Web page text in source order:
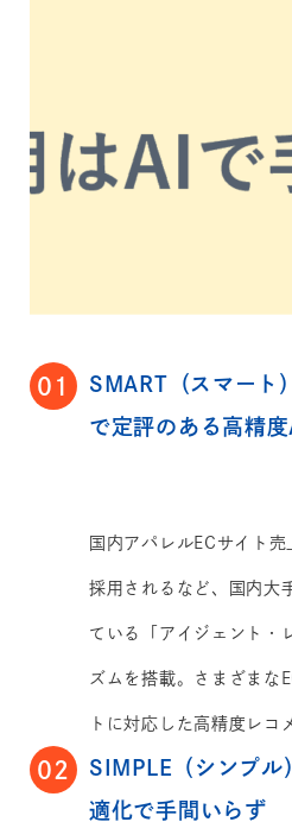
01
SMART（スマート
で定評のある高精
国内アパレルECサイト
採用されるなど、国内大
ている「アイジェント・
ズムを搭載。さまざまな
トに対応した高精度レコ
02
SIMPLE（シンプル
適化で手間いらず